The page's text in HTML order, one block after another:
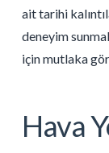
ait tarihi
deneyim
için mutlaka
Hava